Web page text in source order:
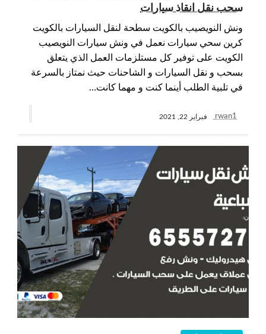
سحب نقل انقاذ سيارات
ونش النويصيب بالكويت سطحة لنقل السيارات بالكويت
كرين سحي سيارات نعمل في ونش سيارات النويصيب
الكويت على توفير كل مستلزمات العمل الذي يتعلق
بسحب و نقل السيارات و الشاحنات حيث نمتاز بالسرعة
في تلبية الطلب أينما كنت و مهما كانت…
rwan1 فبراير 22, 2021